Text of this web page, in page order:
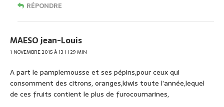
RÉPONDRE
MAESO jean-Louis
1 NOVEMBRE 2015 À 13 H 29 MIN
A part le pamplemousse et ses pépins,pour ceux qui
consomment des citrons, oranges,kiwis toute l’année,lequel
de ces fruits contient le plus de furocoumarines,